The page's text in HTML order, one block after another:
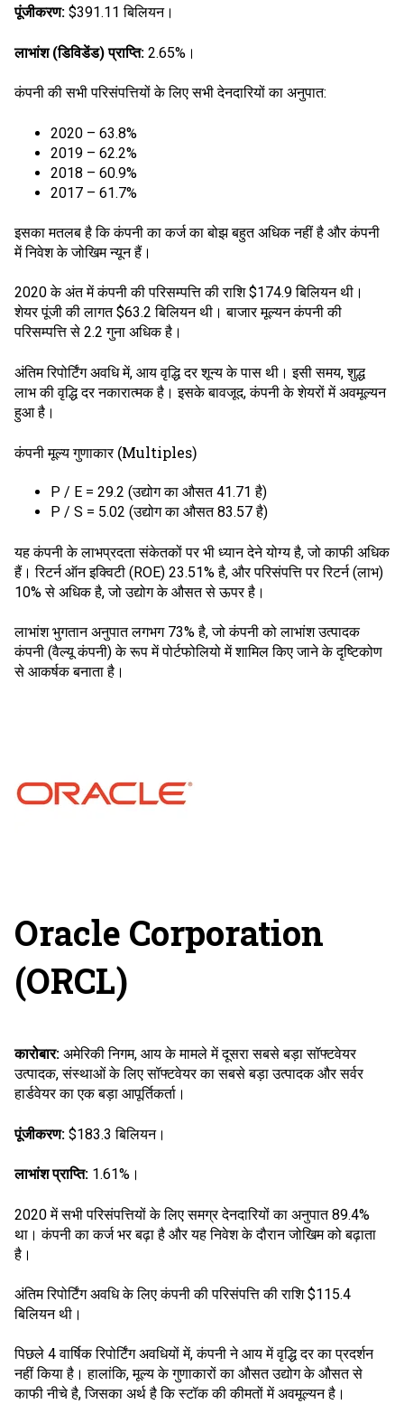
पूंजीकरण: $391.11 बिलियन।
लाभांश (डिविडेंड) प्राप्ति: 2.65%।
कंपनी की सभी परिसंपत्तियों के लिए सभी देनदारियों का अनुपात:
2020 – 63.8%
2019 – 62.2%
2018 – 60.9%
2017 – 61.7%
इसका मतलब है कि कंपनी का कर्ज का बोझ बहुत अधिक नहीं है और कंपनी
में निवेश के जोखिम न्यून हैं।
2020 के अंत में कंपनी की परिसम्पत्ति की राशि $174.9 बिलियन थी।
शेयर पूंजी की लागत $63.2 बिलियन थी। बाजार मूल्यन कंपनी की
परिसम्पत्ति से 2.2 गुना अधिक है।
अंतिम रिपोर्टिंग अवधि में, आय वृद्धि दर शून्य के पास थी। इसी समय, शुद्ध
लाभ की वृद्धि दर नकारात्मक है। इसके बावजूद, कंपनी के शेयरों में अवमूल्यन
हुआ है।
कंपनी मूल्य गुणाकार (Multiples)
P / E = 29.2 (उद्योग का औसत 41.71 है)
P / S = 5.02 (उद्योग का औसत 83.57 है)
यह कंपनी के लाभप्रदता संकेतकों पर भी ध्यान देने योग्य है, जो काफी अधिक
हैं। रिटर्न ऑन इक्विटी (ROE) 23.51% है, और परिसंपत्ति पर रिटर्न (लाभ)
10% से अधिक है, जो उद्योग के औसत से ऊपर है।
लाभांश भुगतान अनुपात लगभग 73% है, जो कंपनी को लाभांश उत्पादक
कंपनी (वैल्यू कंपनी) के रूप में पोर्टफोलियो में शामिल किए जाने के दृष्टिकोण
से आकर्षक बनाता है।
Oracle Corporation
(ORCL)
कारोबार: अमेरिकी निगम, आय के मामले में दूसरा सबसे बड़ा सॉफ्टवेयर
उत्पादक, संस्थाओं के लिए सॉफ्टवेयर का सबसे बड़ा उत्पादक और सर्वर
हार्डवेयर का एक बड़ा आपूर्तिकर्ता।
पूंजीकरण: $183.3 बिलियन।
लाभांश प्राप्ति: 1.61%।
2020 में सभी परिसंपत्तियों के लिए समग्र देनदारियों का अनुपात 89.4%
था। कंपनी का कर्ज भर बढ़ा है और यह निवेश के दौरान जोखिम को बढ़ाता
है।
अंतिम रिपोर्टिंग अवधि के लिए कंपनी की परिसंपत्ति की राशि $115.4
बिलियन थी।
पिछले 4 वार्षिक रिपोर्टिंग अवधियों में, कंपनी ने आय में वृद्धि दर का प्रदर्शन
नहीं किया है। हालांकि, मूल्य के गुणाकारों का औसत उद्योग के औसत से
काफी नीचे है, जिसका अर्थ है कि स्टॉक की कीमतों में अवमूल्यन है।